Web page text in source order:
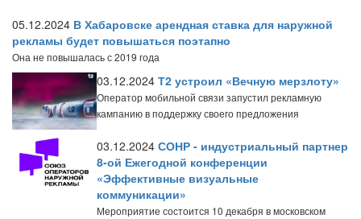
05.12.2024 В Хабаровске арендная ставка для наружной
рекламы будет повышаться поэтапно
Она не повышалась с 2019 года
03.12.2024 Т2 устроил «Вечную мерзлоту»
Оператор мобильной связи запустил рекламную
кампанию в поддержку своего предложения
03.12.2024 СОНР - индустриальный партнер
8-ой Ежегодной конференции
«Эффективные визуальные
коммуникации»
Мероприятие состоится 10 декабря в московском